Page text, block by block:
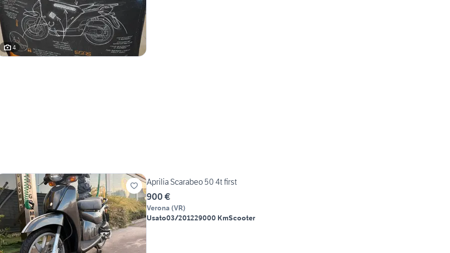
4
Aprilia Scarabeo 50 4t first
900 €
Verona (VR)
Usato03/201229000 KmScooter